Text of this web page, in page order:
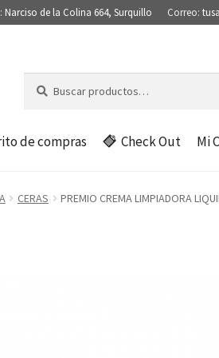
Narciso de la Colina 664, Surquillo Correo:
por:
c
a
de compras Check Out Mi
CERAS PREMIO CREMA LIMPIADORA